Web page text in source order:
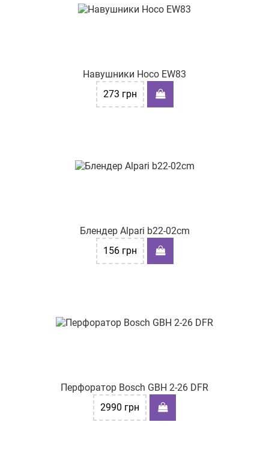
Навушники Hoco EW83
273 грн
Блендер Alpari b22-02cm
156грн
Перфоратор Bosch GBH 2-26 DFR
2990 грн